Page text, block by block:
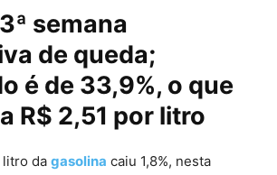
semana
de queda;
é de 33,9%, o que
R$ 2,51 por litro
litro da gasolina caiu 1,8%, nesta